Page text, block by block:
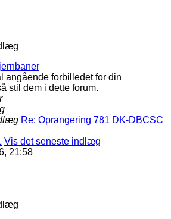
angående forbilledet for din
stil dem i dette forum.
Re: Oprangering 781 DK-DBCSC
Vis det seneste indlæg
21:58